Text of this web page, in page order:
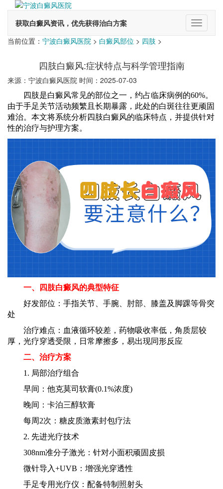
获取白癜风资讯，优先获得治白方案
切
换
当前位置： 宁波白癜风医院 > 白癜风部位 > 四肢 >
四肢白癜风:症状特点与科学管理指南
来源：宁波白癜风医院 时间：2025-07-03
四肢是白癜风常见的部位之一，约占临床病例的60%。
由于手足关节活动频繁且长期暴露，此处的白斑往往更顽固
难治。本文将系统分析四肢白癜风的临床特点，并提供针对
性的治疗与护理方案。
一、四肢白癜风的典型特征
好发部位：手指关节、手腕、肘部、膝盖及脚踝等骨突
处
治疗难点：血液循环较差，药物吸收率低，角质层较
厚，光疗穿透受限，日常摩擦多，易出现同形反应
二、治疗方案
1. 局部治疗组合
早间：他克莫司软膏(0.1%浓度)
晚间：卡泊三醇软膏
每周2次：糖皮质激素封包疗法
2. 先进光疗技术
308nm准分子激光：针对小面积顽固皮损
微针导入+UVB：增强光穿透性
手足专用光疗仪：配备特制照射头